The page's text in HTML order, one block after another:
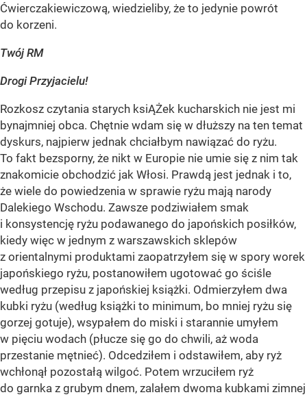
Ćwierczakiewiczową, wiedzieliby, że to jedynie powrót
do korzeni.
Twój RM
Drogi Przyjacielu!
Rozkosz czytania starych ksiĄŻek kucharskich nie jest mi
bynajmniej obca. Chętnie wdam się w dłuższy na ten temat
dyskurs, najpierw jednak chciałbym nawiązać do ryżu.
To fakt bezsporny, że nikt w Europie nie umie się z nim tak
znakomicie obchodzić jak Włosi. Prawdą jest jednak i to,
że wiele do powiedzenia w sprawie ryżu mają narody
Dalekiego Wschodu. Zawsze podziwiałem smak
i konsystencję ryżu podawanego do japońskich posiłków,
kiedy więc w jednym z warszawskich sklepów
z orientalnymi produktami zaopatrzyłem się w spory worek
japońskiego ryżu, postanowiłem ugotować go ściśle
według przepisu z japońskiej książki. Odmierzyłem dwa
kubki ryżu (według książki to minimum, bo mniej ryżu się
gorzej gotuje), wsypałem do miski i starannie umyłem
w pięciu wodach (płucze się go do chwili, aż woda
przestanie mętnieć). Odcedziłem i odstawiłem, aby ryż
wchłonął pozostałą wilgoć. Potem wrzuciłem ryż
do garnka z grubym dnem, zalałem dwoma kubkami zimnej